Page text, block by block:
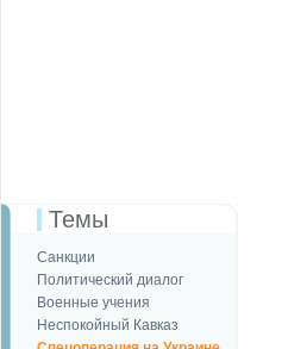
Темы
Санкции
Политический диалог
Военные учения
Неспокойный Кавказ